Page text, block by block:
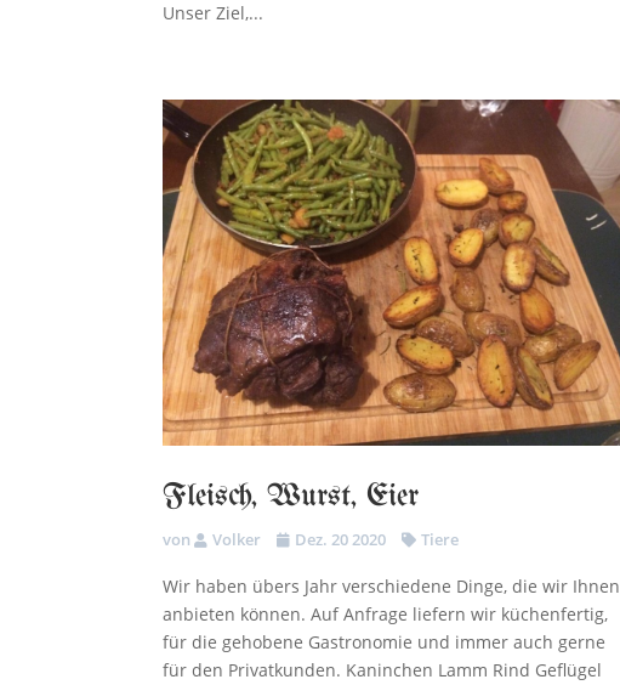
Unser Ziel,...
Fleisch, Wurst, Eier
von Volker Dez. 20 2020 Tiere
Wir haben übers Jahr verschiedene Dinge, die wir Ihnen
anbieten können. Auf Anfrage liefern wir küchenfertig,
für die gehobene Gastronomie und immer auch gerne
für den Privatkunden. Kaninchen Lamm Rind Geflügel